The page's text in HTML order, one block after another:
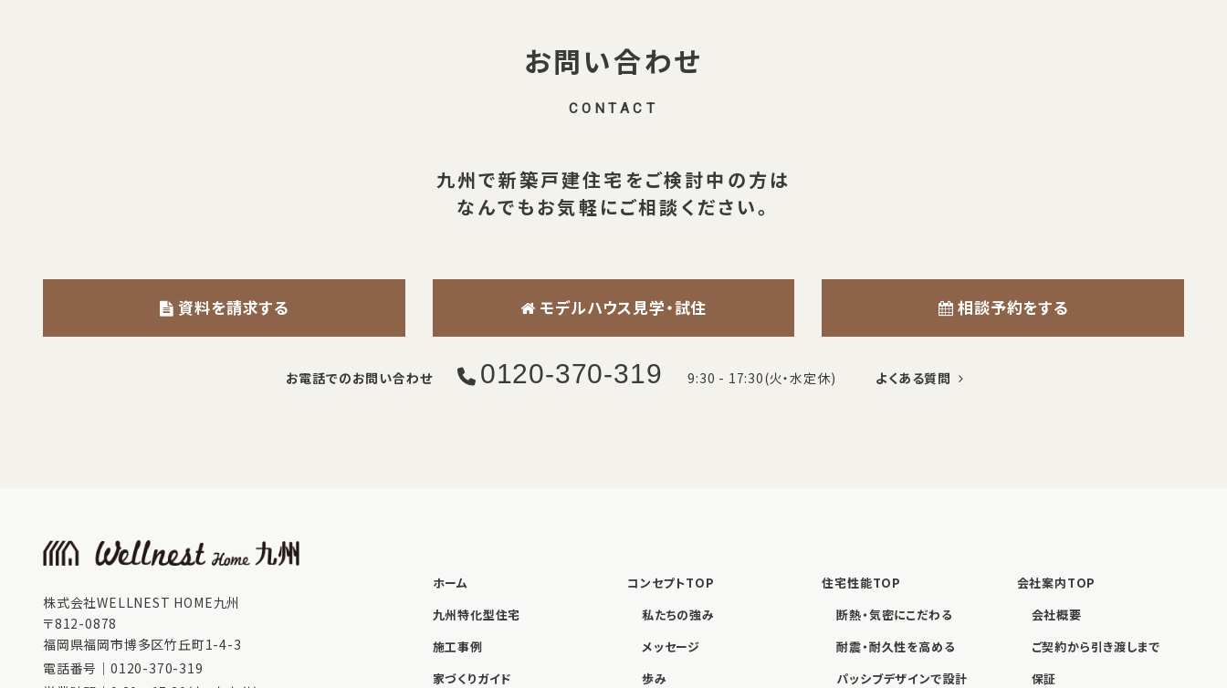
お問い合わせ
CONTACT
九州で新築戸建住宅をご検討中の方は
なんでもお気軽にご相談ください。
資料を請求する モデルハウス見学・試住 相談予約をする
お電話でのお問い合わせ 0120-370-319 9:30 - 17:30(火・水定休) よくある質問
株式会社WELLNEST HOME九州
〒812-0878
福岡県福岡市博多区竹丘町1-4-3
電話番号｜ 0120-370-319
ホーム
九州特化型住宅
施工事例
家づくりガイド
コンセプトTOP
私たちの強み
メッセージ
歩み
住宅性能TOP
断熱・気密にこだわる
耐震・耐久性を高める
パッシブデザインで設計
会社案内TOP
会社概要
ご契約から引き渡しまで
保証